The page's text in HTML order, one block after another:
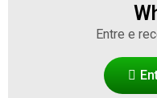
Entre e